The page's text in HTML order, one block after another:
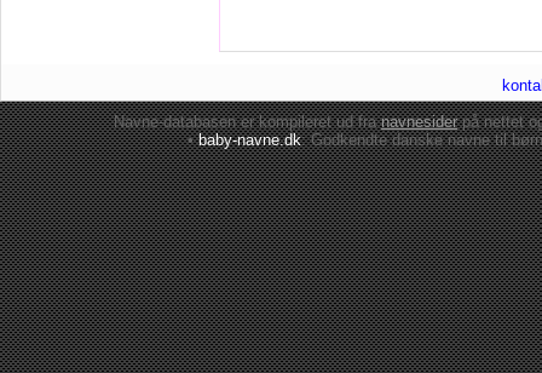
Navne-databasen er kompileret ud franavnesiderpå nettet
•baby-navne.dk: Godkendte danskenavne til børn